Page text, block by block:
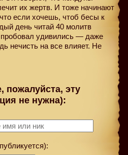
их жертв. И тоже начинают
если хочешь, чтоб бесы к
день читай 40 молитв
удивились — даже
нечисть на все влияет. Не
пожалуйста, эту
не нужна):